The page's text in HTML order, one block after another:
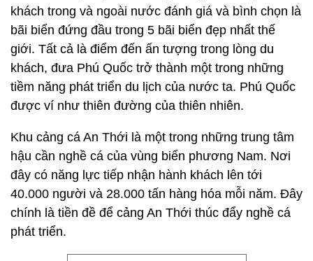
khách trong và ngoài nước đánh giá và bình chọn là
bãi biển đứng đầu trong 5 bãi biển đẹp nhất thế
giới. Tất cả là điểm đến ấn tượng trong lòng du
khách, đưa Phú Quốc trở thành một trong những
tiềm năng phát triển du lịch của nước ta. Phú Quốc
được ví như thiên đường của thiên nhiên.
Khu cảng cá An Thới là một trong những trung tâm
hậu cần nghề cá của vùng biển phương Nam. Nơi
đây có năng lực tiếp nhận hành khách lên tới
40.000 người và 28.000 tấn hàng hóa mỗi năm. Đây
chính là tiền đề để cảng An Thới thúc đẩy nghề cá
phát triển.